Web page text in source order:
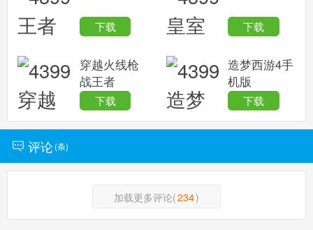
下载 下载
穿越火线枪
战王者
下载
造梦西游4手
机版
下载
评论(条)
加载更多评论(234)